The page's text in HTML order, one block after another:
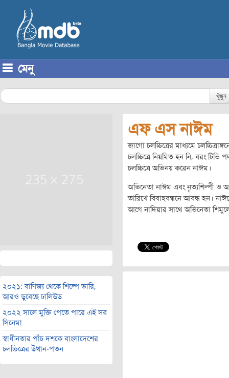
মেনু
খুঁজুন
২০২১: বাণিজ্য থেকে শিল্পে ভারি,
আরও ডুবেছে ঢালিউড
২০২২ সালে মুক্তি পেতে পারে এই সব
সিনেমা
স্বাধীনতার পাঁচ দশকে বাংলাদেশের
চলচ্চিত্রের উত্থান-পতন
এফ এস নাঈম
জাগো চলচ্চিত্রের মাধ্যমে
চলচ্চিত্রে নিয়মিত হন নি, বরং
চলচ্চিত্রে অভিনয় করেন নাঈম।
অভিনেতা নাঈম এবং নৃত্যশিল্পী ও
তারিখে বিবাহবন্ধনে আবদ্ধ হন।
আগে নাদিয়ার সাথে অভিনেতা